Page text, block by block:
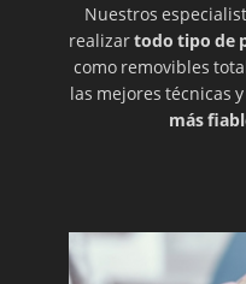
Opte por
Ortodoncia de
Ortodoncia para
Periodoncia
Nuestros
realizartodo tipo de
como removibles
las mejores técnicas
más